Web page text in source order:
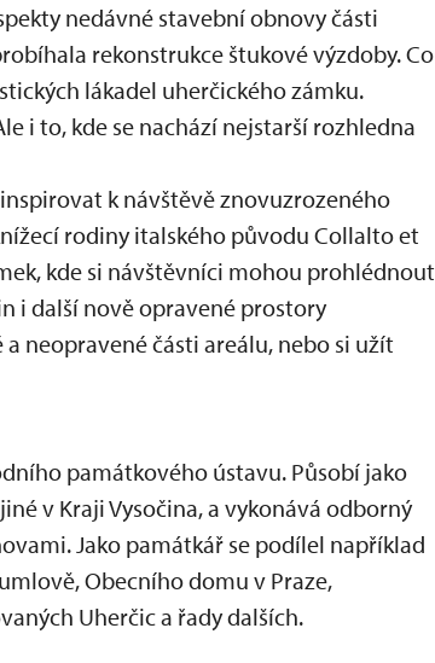
nedávné stavební obnovy části
rekonstrukce štukové výzdoby. Co
lákadel uherčického zámku.
i to, kde se nachází nejstarší rozhledna
k návštěvě znovuzrozeného
rodiny italského původu Collalto et
kde si návštěvníci mohou prohlédnout
i další nově opravené prostory
neopravené části areálu, nebo si užít
památkového ústavu. Působí jako
v Kraji Vysočina, a vykonává odborný
Jako památkář se podílel například
Obecního domu v Praze,
Uherčic a řady dalších.